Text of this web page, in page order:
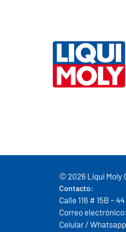
© 2026 Liqui Moly
Contacto:
Calle 116 # 15B –
Correo
Celular /